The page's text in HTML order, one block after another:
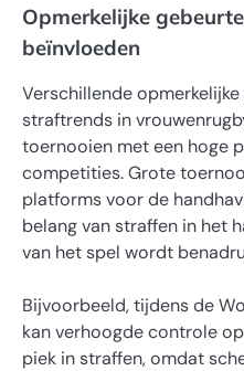
Opmerkelijke
beïnvloeden
Verschillende
straftrends in
toernooien met een hoge
competities. Grote
platforms voor de
belang van straffen in het
van het spel wordt
Bijvoorbeeld, tijdens de
kan verhoogde controle
piek in straffen, omdat